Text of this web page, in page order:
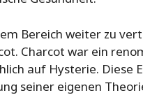
Bereich weiter zu
Charcot war ein
auf Hysterie. Diese
seiner eigenen